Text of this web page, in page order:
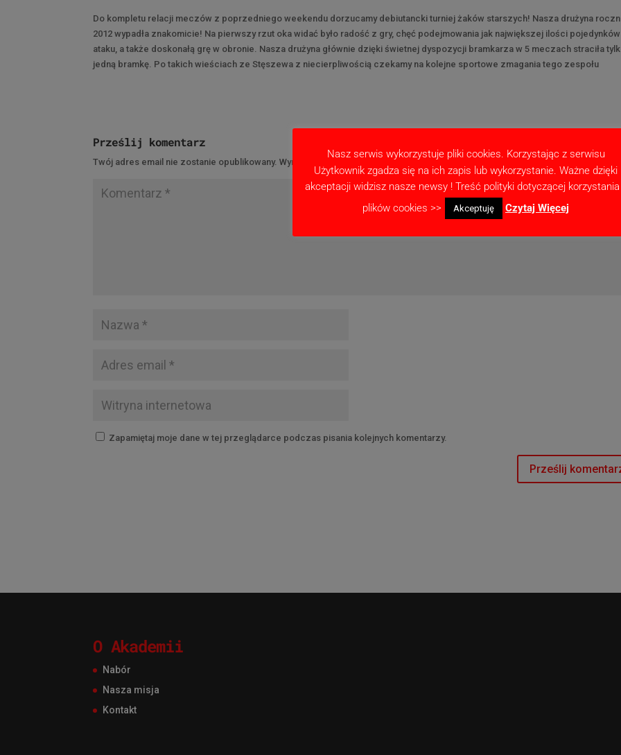
Do kompletu relacji meczów z poprzedniego weekendu dorzucamy debiutancki turniej żaków starszych! Nasza drużyna
2012 wypadła znakomicie! Na pierwszy rzut oka widać było radość z gry, chęć podejmowania jak największej ilości
ataku, a także doskonałą grę w obronie. Nasza drużyna głównie dzięki świetnej dyspozycji bramkarza w 5 meczach straciła
jedną bramkę. Po takich wieściach ze Stęszewa z niecierpliwością czekamy na kolejne sportowe zmagania tego zespołu
Prześlij komentarz
Twój adres email nie zostanie opublikowany. Wymagane pola są oznaczone
Zapamiętaj moje dane w tej przeglądarce podczas pisania kolejnych komentarzy.
O Akademii
Nabór
Nasza misja
Kontakt
Nasz serwis wykorzystuje pliki cookies. Korzystając z serwisu
Użytkownik zgadza się na ich zapis lub wykorzystanie. Ważne dzięki
akceptacji widzisz nasze newsy ! Treść polityki dotyczącej
plików cookies >>
Akceptuję Czytaj Więcej